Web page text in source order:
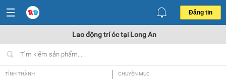
Đăng tin
Lao động trí óc tại Long An
TỈNH THÀNH CHUYÊN MỤC